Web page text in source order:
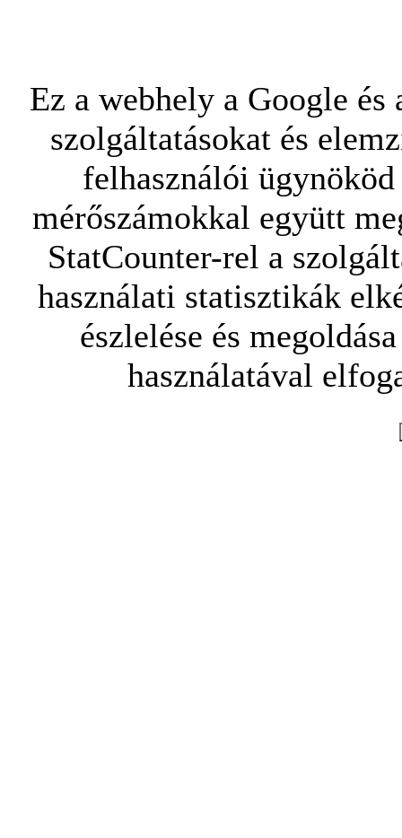
Ez a webhely a Google
szolgáltatásokat és
felhasználói
mérőszámokkal együtt
StatCounter-rel a
használati statisztikák
észlelése és
használatával